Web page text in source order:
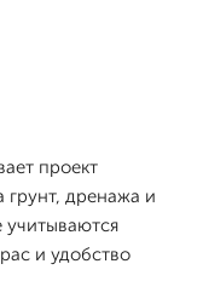
проект
грунт, дренажа и
учитываются
и удобство